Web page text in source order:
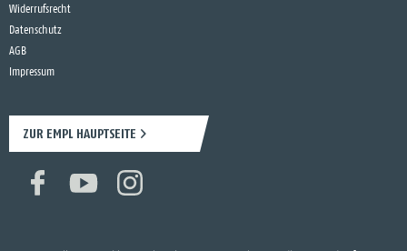
Widerrufsrecht
Datenschutz
AGB
Impressum
ZUR EMPL HAUPTSEITE